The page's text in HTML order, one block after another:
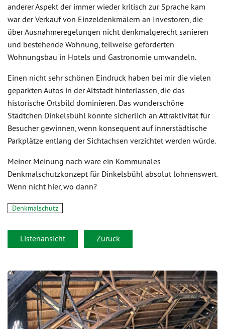
anderer Aspekt der immer wieder kritisch zur Sprache kam
war der Verkauf von Einzeldenkmälern an Investoren, die
über Ausnahmeregelungen nicht denkmalgerecht sanieren
und bestehende Wohnung, teilweise geförderten
Wohnungsbau in Hotels und Gastronomie umwandeln.
Einen nicht sehr schönen Eindruck haben bei mir die vielen
geparkten Autos in der Altstadt hinterlassen, die das
historische Ortsbild dominieren. Das wunderschöne
Städtchen Dinkelsbühl könnte sicherlich an Attraktivität für
Besucher gewinnen, wenn konsequent auf innerstädtische
Parkplätze entlang der Sichtachsen verzichtet werden würde.
Meiner Meinung nach wäre ein Kommunales
Denkmalschutzkonzept für Dinkelsbühl absolut lohnenswert.
Wenn nicht hier, wo dann?
Denkmalschutz
Listenansicht Zurück